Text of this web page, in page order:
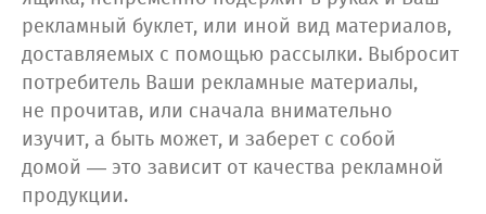
рекламный буклет, или иной вид материалов,
доставляемых с помощью рассылки. Выбросит
потребитель Ваши рекламные материалы,
не прочитав, или сначала внимательно
изучит, а быть может, и заберет с собой
домой — это зависит от качества рекламной
продукции.